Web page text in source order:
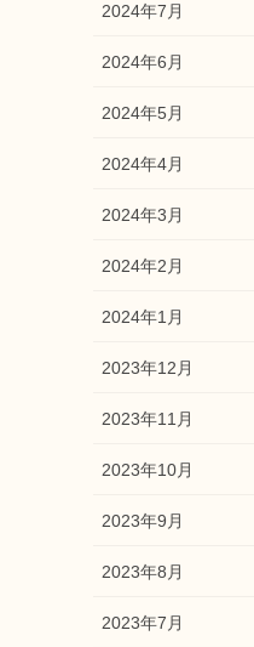
2024年7月
2024年6月
2024年5月
2024年4月
2024年3月
2024年2月
2024年1月
2023年12月
2023年11月
2023年10月
2023年9月
2023年8月
2023年7月